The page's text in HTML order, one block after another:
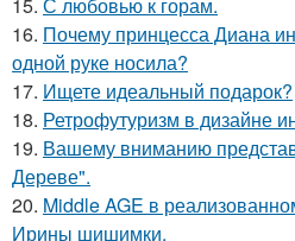
15. С любовью к горам.
16. Почему принцесса Диана
одной руке носила?
17. Ищете идеальный подарок?
18. Ретрофутуризм в дизайне
19. Вашему вниманию
Дереве".
20. Middle AGE в
Ирины шишимки.